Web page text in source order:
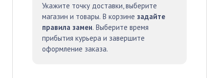
Укажите точку доставки, выберите
магазин и товары. В корзине задайте
правила замен. Выберите время
прибытия курьера и завершите
оформление заказа.